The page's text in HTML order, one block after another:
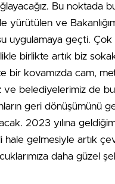
Bu noktada
yürütülen ve
uygulamaya geçti. Çok
birlikte artık biz
bir kovamızda cam,
ve belediyelerimiz de
geri dönüşümünü
2023 yılına
gelmesiyle artık
daha güzel